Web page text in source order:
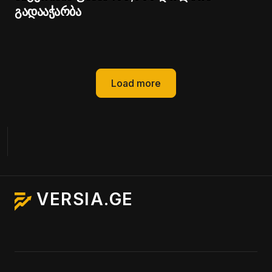
გადააჭარბა
Load more
VERSIA.GE